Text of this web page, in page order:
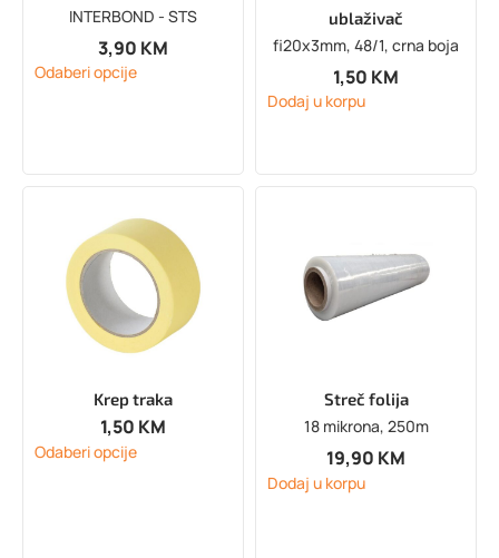
INTERBOND - STS
3,90 KM
Odaberi opcije
ublaživač
fi20x3mm, 48/1, crna boja
1,50 KM
Dodaj u korpu
Krep traka
1,50 KM
Odaberi opcije
Streč folija
18 mikrona, 250m
19,90 KM
Dodaj u korpu